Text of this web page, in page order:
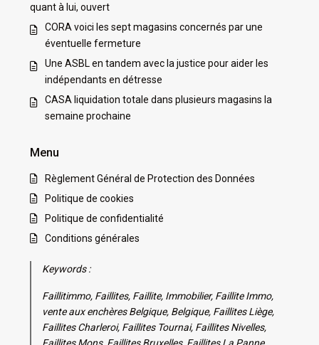
quant à lui, ouvert
CORA voici les sept magasins concernés par une
éventuelle fermeture
Une ASBL en tandem avec la justice pour aider les
indépendants en détresse
CASA liquidation totale dans plusieurs magasins la
semaine prochaine
Menu
Règlement Général de Protection des Données
Politique de cookies
Politique de confidentialité
Conditions générales
Keywords :
Faillitimmo, Faillites, Faillite, Immobilier, Faillite Immo,
vente aux enchères Belgique, Belgique, Faillites Liège,
Faillites Charleroi, Faillites Tournai, Faillites Nivelles,
Faillites Mons, Faillites Bruxelles, Faillites La Panne,